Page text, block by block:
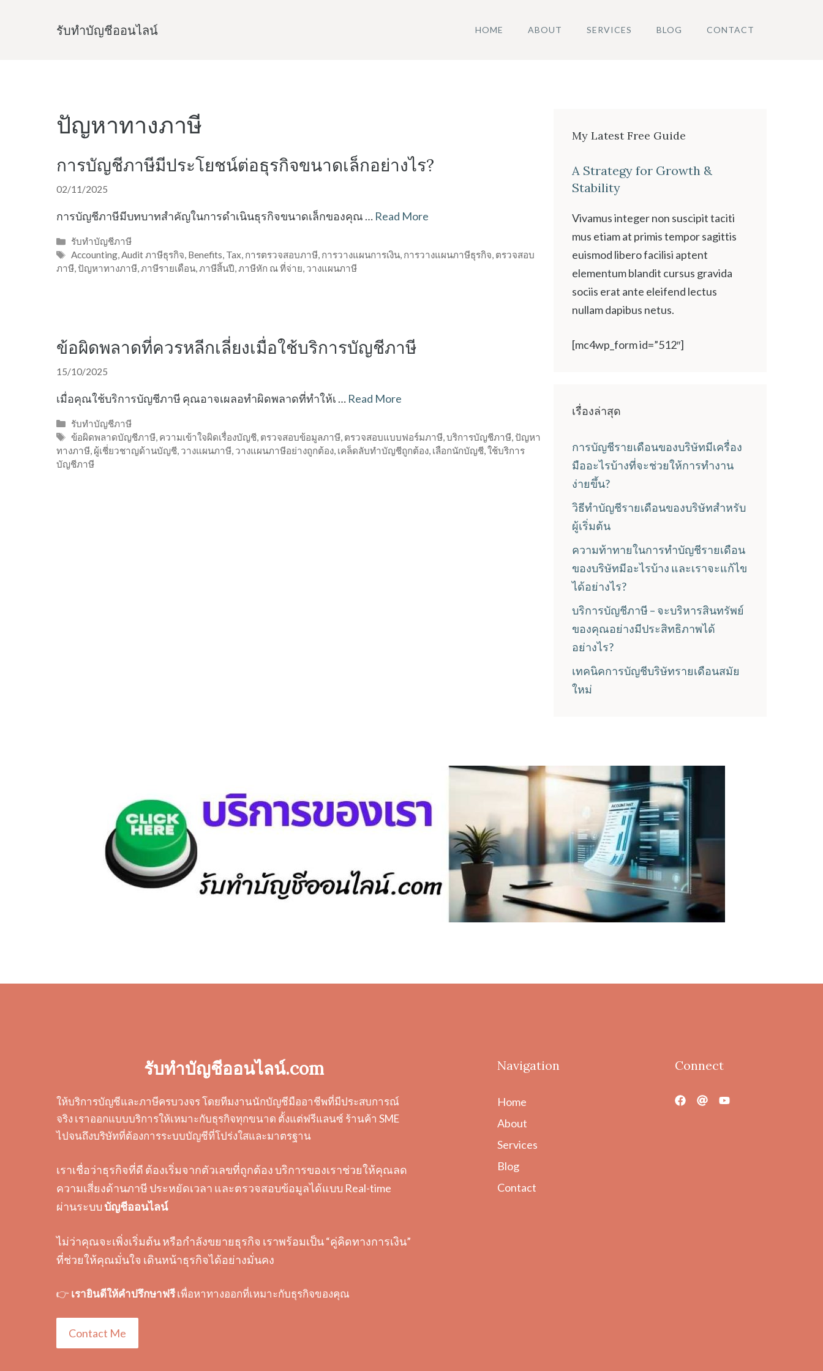
รับทําบัญชีออนไลน์ HOME ABOUT SERVICES BLOG CONTACT
ปัญหาทางภาษี
การบัญชีภาษีมีประโยชน์ต่อธุรกิจขนาดเล็กอย่างไร?
02/11/2025
การบัญชีภาษีมีบทบาทสำคัญในการดำเนินธุรกิจขนาดเล็กของคุณ … Read More
Categories
รับทำบัญชีภาษี
Tags
Accounting,Audit ภาษีธุรกิจ, Benefits, Tax, การตรวจสอบภาษี, การวางแผนการเงิน, การวางแผนภาษีธุรกิจ, ตรวจสอบ
ภาษี,ปัญหาทางภาษี,ภาษีรายเดือน,ภาษีสิ้นปี,ภาษีหัก ณ ที่จ่าย, วางแผนภาษี
ข้อผิดพลาดที่ควรหลีกเลี่ยงเมื่อใช้บริการบัญชีภาษี
15/10/2025
เมื่อคุณใช้บริการบัญชีภาษี คุณอาจเผลอทำผิดพลาดที่ทำให้เ … Read More
Categories
รับทำบัญชีภาษี
Tags
ข้อผิดพลาดบัญชีภาษี, ความเข้าใจผิดเรื่องบัญชี, ตรวจสอบข้อมูลภาษี, ตรวจสอบแบบฟอร์มภาษี,บริการบัญชีภาษี,ปัญหา
ทางภาษี, ผู้เชี่ยวชาญด้านบัญชี, วางแผนภาษี, วางแผนภาษีอย่างถูกต้อง, เคล็ดลับทำบัญชีถูกต้อง, เลือกนักบัญชี,ใช้บริการ
บัญชีภาษี
My Latest Free Guide
A Strategy for Growth &
Stability
Vivamus integer non suscipit taciti
mus etiam at primis tempor sagittis
euismod libero facilisi aptent
elementum blandit cursus gravida
sociis erat ante eleifend lectus
nullam dapibus netus.
[mc4wp_form id=”512″]
เรื่องล่าสุด
การบัญชีรายเดือนของบริษัทมีเครื่อง
มืออะไรบ้างที่จะช่วยให้การทำงาน
ง่ายขึ้น?
วิธีทำบัญชีรายเดือนของบริษัทสำหรับ
ผู้เริ่มต้น
ความท้าทายในการทำบัญชีรายเดือน
ของบริษัทมีอะไรบ้าง และเราจะแก้ไข
ได้อย่างไร?
บริการบัญชีภาษี – จะบริหารสินทรัพย์
ของคุณอย่างมีประสิทธิภาพได้
อย่างไร?
เทคนิคการบัญชีบริษัทรายเดือนสมัย
ใหม่
รับทำบัญชีออนไลน์.com
ให้บริการบัญชีและภาษีครบวงจร โดยทีมงานนักบัญชีมืออาชีพที่มีประสบการณ์
จริง เราออกแบบบริการให้เหมาะกับธุรกิจทุกขนาด ตั้งแต่ฟรีแลนซ์ ร้านค้า SME
ไปจนถึงบริษัทที่ต้องการระบบบัญชีที่โปร่งใสและมาตรฐาน
เราเชื่อว่าธุรกิจที่ดี ต้องเริ่มจากตัวเลขที่ถูกต้อง บริการของเราช่วยให้คุณลด
ความเสี่ยงด้านภาษี ประหยัดเวลา และตรวจสอบข้อมูลได้แบบ Real-time
ผ่านระบบบัญชีออนไลน์
ไม่ว่าคุณจะเพิ่งเริ่มต้น หรือกำลังขยายธุรกิจ เราพร้อมเป็น “คู่คิดทางการเงิน”
ที่ช่วยให้คุณมั่นใจ เดินหน้าธุรกิจได้อย่างมั่นคง
👉 เรายินดีให้คำปรึกษาฟรีเพื่อหาทางออกที่เหมาะกับธุรกิจของคุณ
Contact Me
Navigation
Home
About
Services
Blog
Contact
Connect